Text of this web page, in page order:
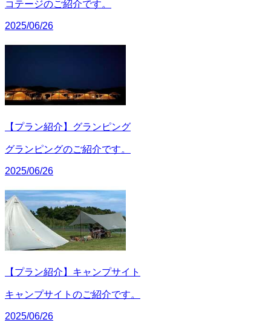
コテージのご紹介です。
2025/06/26
【プラン紹介】グランピング
グランピングのご紹介です。
2025/06/26
【プラン紹介】キャンプサイト
キャンプサイトのご紹介です。
2025/06/26